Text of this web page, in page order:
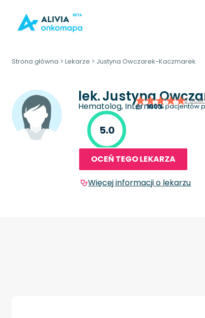
Strona główna > Lekarze > Justyna Owczarek-Kaczmarek
lek.Justyna
Hematolog, Internista
5.0
(3
100%pacjentów
OCEŃ TEGO LEKARZA
Więcej informacji o lekarzu